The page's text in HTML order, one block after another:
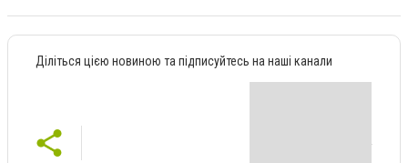
Діліться цією новиною та підписуйтесь на наші канали